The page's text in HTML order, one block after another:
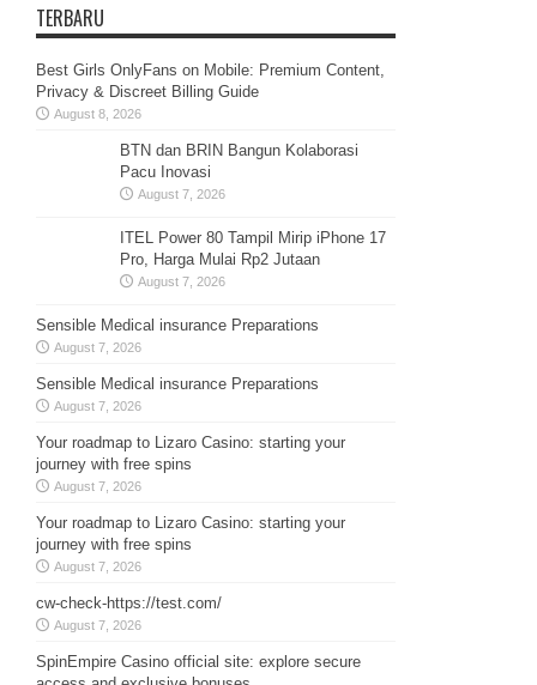
TERBARU
Best Girls OnlyFans on Mobile: Premium Content,
Privacy & Discreet Billing Guide
August 8, 2026
BTN dan BRIN Bangun Kolaborasi
Pacu Inovasi
August 7, 2026
ITEL Power 80 Tampil Mirip iPhone 17
Pro, Harga Mulai Rp2 Jutaan
August 7, 2026
Sensible Medical insurance Preparations
August 7, 2026
Sensible Medical insurance Preparations
August 7, 2026
Your roadmap to Lizaro Casino: starting your
journey with free spins
August 7, 2026
Your roadmap to Lizaro Casino: starting your
journey with free spins
August 7, 2026
cw-check-https://test.com/
August 7, 2026
SpinEmpire Casino official site: explore secure